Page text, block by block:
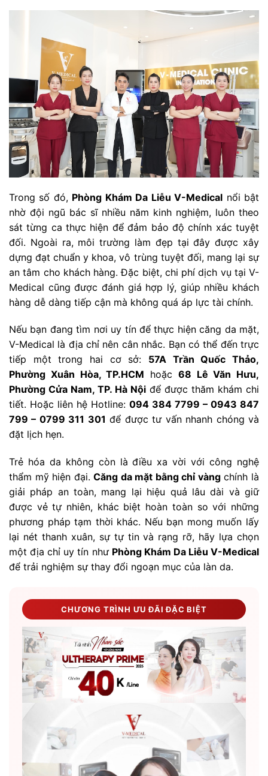
Trong số đó, Phòng Khám Da Liễu V-Medical nổi bật
nhờ đội ngũ bác sĩ nhiều năm kinh nghiệm, luôn theo
sát từng ca thực hiện để đảm bảo độ chính xác tuyệt
đối. Ngoài ra, môi trường làm đẹp tại đây được xây
dựng đạt chuẩn y khoa, vô trùng tuyệt đối, mang lại sự
an tâm cho khách hàng. Đặc biệt, chi phí dịch vụ tại V-
Medical cũng được đánh giá hợp lý, giúp nhiều khách
hàng dễ dàng tiếp cận mà không quá áp lực tài chính.
Nếu bạn đang tìm nơi uy tín để thực hiện căng da mặt,
V-Medical là địa chỉ nên cân nhắc. Bạn có thể đến trực
tiếp một trong hai cơ sở: 57A Trần Quốc Thảo,
Phường Xuân Hòa, TP.HCM hoặc 68 Lê Văn Hưu,
Phường Cửa Nam, TP. Hà Nội để được thăm khám chi
tiết. Hoặc liên hệ Hotline: 094 384 7799 – 0943 847
799 – 0799 311 301 để được tư vấn nhanh chóng và
đặt lịch hẹn.
Trẻ hóa da không còn là điều xa vời với công nghệ
thẩm mỹ hiện đại.Căng da mặt bằng chỉ vàngchính là
giải pháp an toàn, mang lại hiệu quả lâu dài và giữ
được vẻ tự nhiên, khác biệt hoàn toàn so với những
phương pháp tạm thời khác. Nếu bạn mong muốn lấy
lại nét thanh xuân, sự tự tin và rạng rỡ, hãy lựa chọn
một địa chỉ uy tín như Phòng Khám Da Liễu V-Medical
để trải nghiệm sự thay đổi ngoạn mục của làn da.
CHƯƠNG TRÌNH ƯU ĐÃI ĐẶC BIỆT